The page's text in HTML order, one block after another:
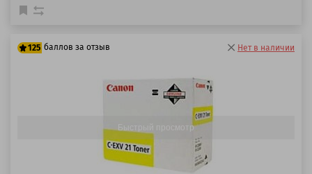
125 баллов за отзыв Нет в наличии
Быстрый просмотр